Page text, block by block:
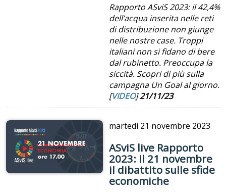
Rapporto ASviS 2023: il 42,4%
dell’acqua inserita nelle reti
di distribuzione non giunge
nelle nostre case. Troppi
italiani non si fidano di bere
dal rubinetto. Preoccupa la
siccità. Scopri di più sulla
campagna Un Goal al giorno.
[VIDEO]21/11/23
martedì 21 novembre 2023
ASviS live Rapporto
2023: il 21 novembre
il dibattito sulle sfide
economiche